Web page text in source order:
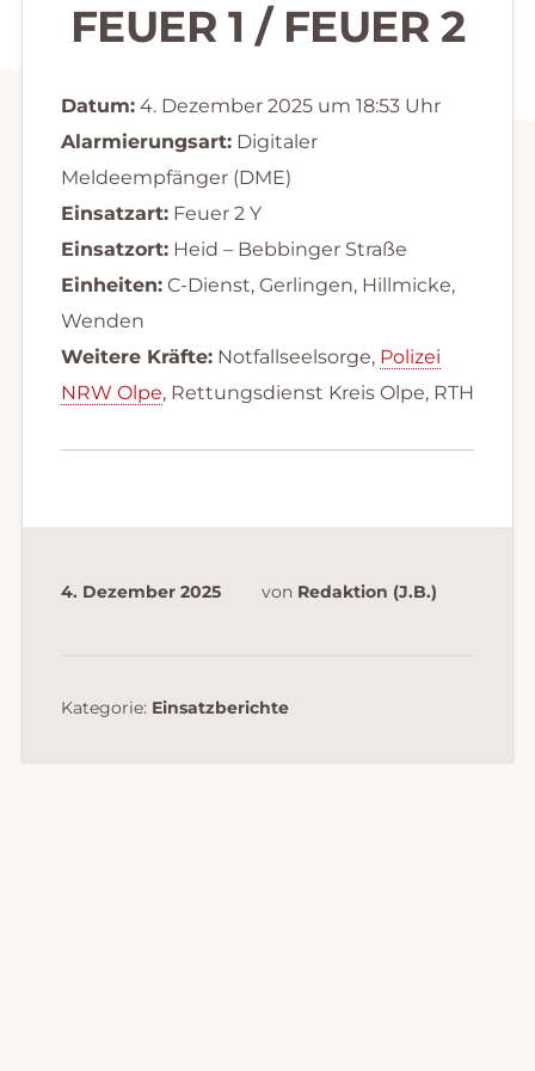
FEUER 1 / FEUER 2
Datum:4. Dezember 2025 um 18:53 Uhr
Alarmierungsart:Digitaler
Meldeempfänger (DME)
Einsatzart:Feuer 2 Y
Einsatzort:Heid – Bebbinger Straße
Einheiten:C-Dienst, Gerlingen, Hillmicke,
Wenden
Weitere Kräfte:Notfallseelsorge, Polizei
NRW Olpe, Rettungsdienst Kreis Olpe, RTH
4. Dezember 2025 von Redaktion (J.B.)
Kategorie: Einsatzberichte